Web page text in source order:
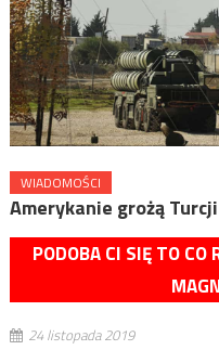
WIADOMOŚCI
Amerykanie grożą
PODOBA CI SIĘ TO CO
24 listopada 2019